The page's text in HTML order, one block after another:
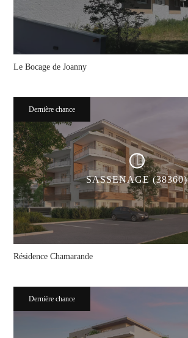
Le Bocage de Joanny
Dernière chance
SASSENAGE (38360)
Résidence Chamarande
Dernière chance